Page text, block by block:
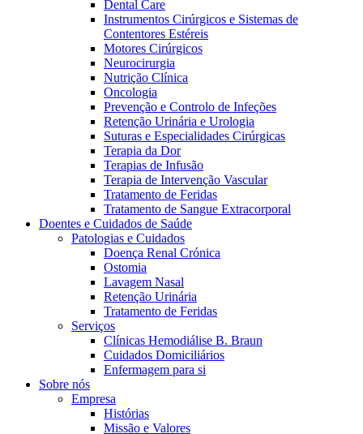
Saiba mais sobre o nosso centro de inovação e apresente a sua
Contactos
Em diálogo com a B. Braun. Entre em contacto connosco
Dental Care
Instrumentos Cirúrgicos e Sistemas de
Contentores Estéreis
Motores Cirúrgicos
Neurocirurgia
Nutrição Clínica
Oncologia
Prevenção e Controlo de Infeções
Retenção Urinária e Urologia
Suturas e Especialidades Cirúrgicas
Terapia da Dor
Terapias de Infusão
Terapia de Intervenção Vascular
Tratamento de Feridas
Tratamento de Sangue Extracorporal
Doentes e Cuidados de Saúde
Patologias e Cuidados
Doença Renal Crónica
Ostomia
Lavagem Nasal
Retenção Urinária
Tratamento de Feridas
Serviços
Clínicas Hemodiálise B. Braun
Cuidados Domiciliários
Enfermagem para si
Sobre nós
Empresa
Histórias
Missão e Valores